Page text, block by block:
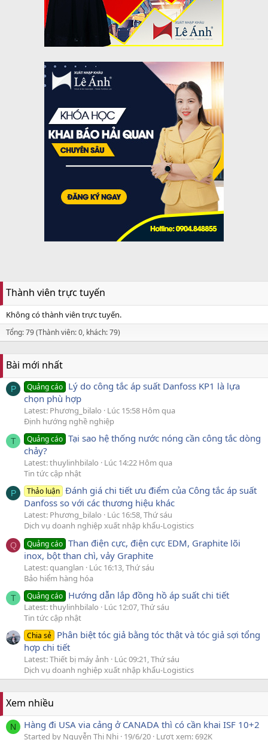
Thành viên trực tuyến
Không có thành viên trực tuyến.
Tổng: 79 (Thành viên: 0, khách: 79)
Bài mới nhất
P Quảng cáo Lý do công tắc áp suất Danfoss KP1 là lựa
chọn phù hợp
Latest: Phương_bilalo
Lúc 15:58 Hôm qua
Định hướng nghề nghiệp
T Quảng cáo Tại sao hệ thống nước nóng cần công tắc dòng
chảy?
Latest: thuylinhbilalo
Lúc 14:22 Hôm qua
Tin tức cập nhật
P Thảo luận Đánh giá chi tiết ưu điểm của Công tắc áp suất
Danfoss so với các thương hiệu khác
Latest: Phương_bilalo
Lúc 16:58, Thứ sáu
Dịch vụ doanh nghiệp xuất nhập khẩu-Logistics
Q Quảng cáo Than điện cực, điện cực EDM, Graphite lõi
inox, bột than chì, vảy Graphite
Latest: quanglan
Lúc 16:13, Thứ sáu
Bảo hiểm hàng hóa
T Quảng cáo Hướng dẫn lắp đồng hồ áp suất chi tiết
Latest: thuylinhbilalo
Lúc 12:07, Thứ sáu
Tin tức cập nhật
Chia sẻ Phân biệt tóc giả bằng tóc thật và tóc giả sợi tổng
hợp chi tiết
Latest: Thiết bị máy ảnh
Lúc 09:21, Thứ sáu
Dịch vụ doanh nghiệp xuất nhập khẩu-Logistics
Xem nhiều
N Hàng đi USA via cảng ở CANADA thì có cần khai ISF 10+2
Started by Nguyễn Thị Nhi 19/6/20 Lượt xem: 692K